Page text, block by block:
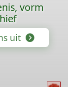
vorm
uit